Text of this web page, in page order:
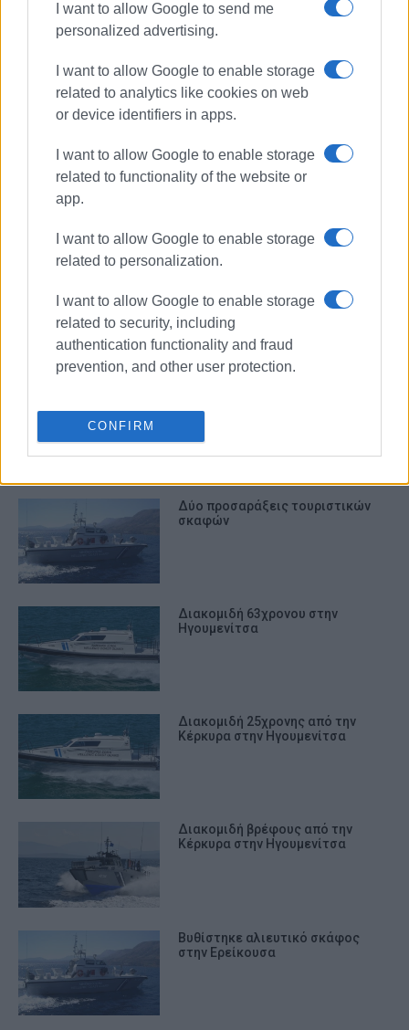
I want to allow Google to send me
personalized advertising.
I want to allow Google to enable storage
related to analytics like cookies on web
or device identifiers in apps.
I want to allow Google to enable storage
related to functionality of the website or
app.
I want to allow Google to enable storage
related to personalization.
I want to allow Google to enable storage
related to security, including
authentication functionality and fraud
prevention, and other user protection.
CONFIRM
Λιμενικό απώλεια άγκυρας
Λιμάνι
ΣΧΕΤΙΚA AΡΘΡΑ
Επείγουσα διακομιδή 30χρονης
στην Ηγουμενίτσα
ΟΛΚΕ: «Η ευθύνη για τη μη
είναι αποκλειστικά δική σας»
Δύο προσαράξεις τουριστικών
σκαφών
Διακομιδή 63χρονου στην
Ηγουμενίτσα
Διακομιδή 25χρονης από την
Κέρκυρα στην Ηγουμενίτσα
Διακομιδή βρέφους από την
Κέρκυρα στην Ηγουμενίτσα
Βυθίστηκε αλιευτικό σκάφος
στην Ερείκουσα